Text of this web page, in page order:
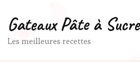
Gateaux Pâte à Sucre
Les meilleures recettes